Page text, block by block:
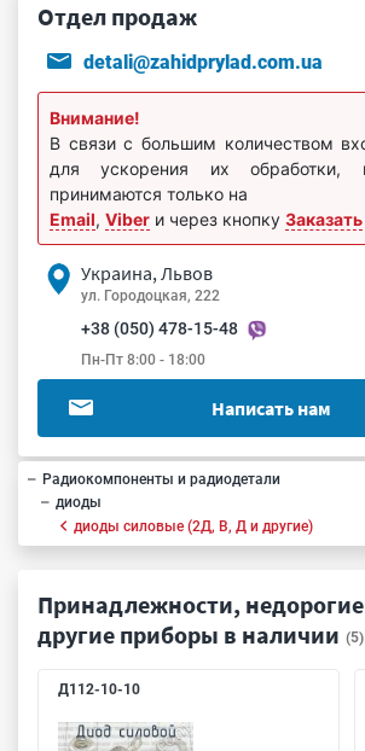
Отдел продаж
detali@zahidprylad.com.ua
Внимание!
В связи с большим количеством
для ускорения их обработки,
принимаются только на
Email, Viber и через кнопку Заказать
Украина, Львов
ул. Городоцкая, 222
+38 (050) 478-15-48
Пн-Пт 8:00 - 18:00
Написать нам
Радиокомпоненты и радиодетали
диоды
диоды силовые (2Д, В, Д и другие)
Принадлежности,
другие приборы в наличии (5)
Д112-10-10